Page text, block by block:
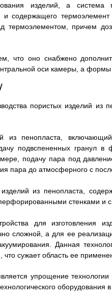
изделий, а система
и содержащего
термоэлементом, причем
что оно снабжено
оси камеры, а
пористых изделий
из пенопласта,
подвспененных гранул
подачу пара под
пара до атмосферного с
изделий из пенопласта,
стенками и
для изготовления
сложной, а для ее
Данная
сужает область ее
упрощение
оборудования